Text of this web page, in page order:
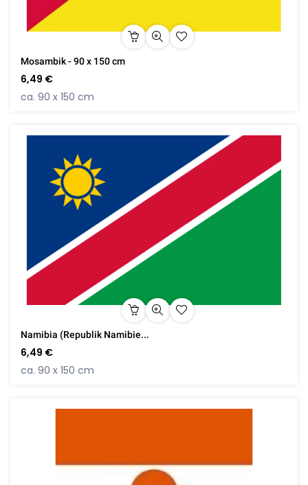
Mosambik - 90 x 150 cm
6,49 €
ca. 90 x 150 cm
Namibia (Republik Namibie...
6,49 €
ca. 90 x 150 cm